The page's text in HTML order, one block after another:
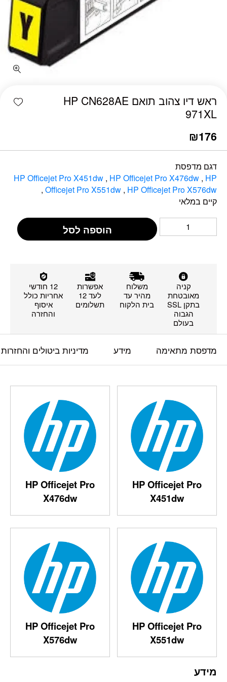
ראש דיו צהוב תואם HP CN628AE
971XL
₪176
דגם מדפסת
HP Officejet Pro X451dw‎ , HP Officejet Pro X476dw‎ , HP
Officejet Pro X551dw‎ , HP Officejet Pro X576dw‎
,
קיים במלאי
הוספה לסל
קניה
מאובטחת
בתקן SSL
הגבוה
בעולם
משלוח
מהיר עד
בית הלקוח
אפשרות
לעד 12
תשלומים
12 חודשי
אחריות כולל
איסוף
והחזרה
מדפסת מתאימה מידע מדיניות ביטולים והחזרות
HP Officejet Pro
X451dw‎
HP Officejet Pro
X476dw‎
HP Officejet Pro
X551dw‎
HP Officejet Pro
X576dw‎
מידע